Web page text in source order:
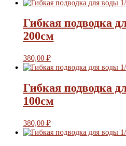
Гибкая подводка
200см
380,00 ₽
Гибкая подводка
100см
380,00 ₽